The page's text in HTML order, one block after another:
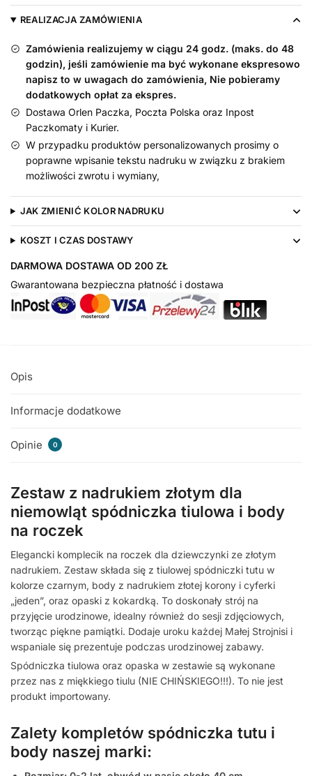
i
Body
Imieniem
REALIZACJA ZAMÓWIENIA
Zamówienia realizujemy w ciągu 24 godz. (maks. do 48
godzin), jeśli zamówienie ma być wykonane ekspresowo
napisz to w uwagach do zamówienia, Nie pobieramy
dodatkowych opłat za ekspres.
Dostawa Orlen Paczka, Poczta Polska oraz Inpost
Paczkomaty i Kurier.
W przypadku produktów personalizowanych prosimy o
poprawne wpisanie tekstu nadruku w związku z brakiem
możliwości zwrotu i wymiany,
JAK ZMIENIĆ KOLOR NADRUKU
KOSZT I CZAS DOSTAWY
DARMOWA DOSTAWA OD 200 ZŁ
Gwarantowana bezpieczna płatność i dostawa
Opis
Informacje dodatkowe
Opinie 0
Zestaw z nadrukiem złotym dla
niemowląt spódniczka tiulowa i body
na roczek
Elegancki komplecik na roczek dla dziewczynki ze złotym
nadrukiem. Zestaw składa się z tiulowej spódniczki tutu w
kolorze czarnym, body z nadrukiem złotej korony i cyferki
„jeden”, oraz opaski z kokardką. To doskonały strój na
przyjęcie urodzinowe, idealny również do sesji zdjęciowych,
tworząc piękne pamiątki. Dodaje uroku każdej Małej Strojnisi i
wspaniale się prezentuje podczas urodzinowej zabawy.
Spódniczka tiulowa oraz opaska w zestawie są wykonane
przez nas z miękkiego tiulu (NIE CHIŃSKIEGO!!!). To nie jest
produkt importowany.
Zalety kompletów spódniczka tutu i
body naszej marki: